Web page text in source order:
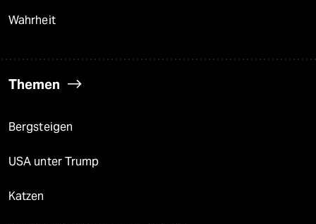
Wahrheit
Themen
Bergsteigen
USA unter Trump
Katzen